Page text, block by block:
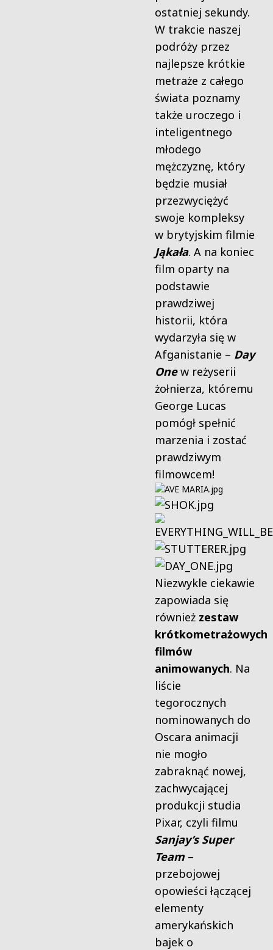
ostatniej sekundy.
W trakcie naszej
podróży przez
najlepsze krótkie
metraże z całego
świata poznamy
także uroczego i
inteligentnego
młodego
mężczyznę, który
będzie musiał
przezwyciężyć
swoje kompleksy
w brytyjskim filmie
Jąkała. A na koniec
film oparty na
podstawie
prawdziwej
historii, która
wydarzyła się w
Afganistanie – Day
Onew reżyserii
żołnierza, któremu
George Lucas
pomógł spełnić
marzenia i zostać
prawdziwym
filmowcem!
Niezwykle ciekawie
zapowiada się
również zestaw
krótkometrażowych
filmów
animowanych. Na
liście
tegorocznych
nominowanych do
Oscara animacji
nie mogło
zabraknąć nowej,
zachwycającej
produkcji studia
Pixar, czyli filmu
Sanjay’s Super
Team –
przebojowej
opowieści łączącej
elementy
amerykańskich
bajek o